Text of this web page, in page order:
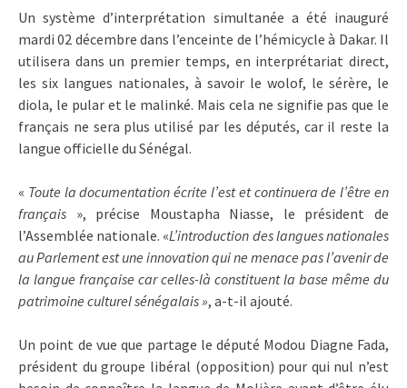
Un système d’interprétation simultanée a été inauguré
mardi 02 décembre dans l’enceinte de l’hémicycle à Dakar. Il
utilisera dans un premier temps, en interprétariat direct,
les six langues nationales, à savoir le wolof, le sérère, le
diola, le pular et le malinké. Mais cela ne signifie pas que le
français ne sera plus utilisé par les députés, car il reste la
langue officielle du Sénégal.
« Toute la documentation écrite l’est et continuera de l’être en
français », précise Moustapha Niasse, le président de
l’Assemblée nationale. «L’introduction des langues nationales
au Parlement est une innovation qui ne menace pas l’avenir de
la langue française car celles-là constituent la base même du
patrimoine culturel sénégalais », a-t-il ajouté.
Un point de vue que partage le député Modou Diagne Fada,
président du groupe libéral (opposition) pour qui nul n’est